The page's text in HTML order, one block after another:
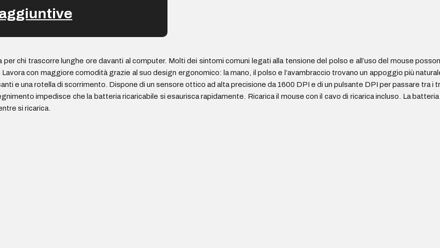
chi trascorre lunghe ore davanti al computer. Molti dei sintomi comuni legati alla tensione del polso e all’uso del mouse
con maggiore comodità grazie al suo design ergonomico: la mano, il polso e l’avambraccio trovano un appoggio più
e una rotella di scorrimento. Dispone di un sensore ottico ad alta precisione da 1600 DPI e di un pulsante DPI per passare tra i
impedisce che la batteria ricaricabile si esaurisca rapidamente. Ricarica il mouse con il cavo di ricarica incluso. La
si ricarica.